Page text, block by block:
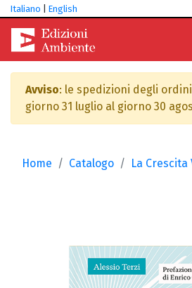
Italiano English
Avviso: le spedizioni degli
giorno 31 luglio al giorno 30
Home Catalogo La Crescita